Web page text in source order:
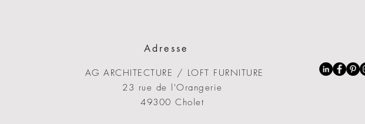
Adresse
AG ARCHITECTURE / LOFT FURNITURE
23 rue de l'Orangerie
49300 Cholet